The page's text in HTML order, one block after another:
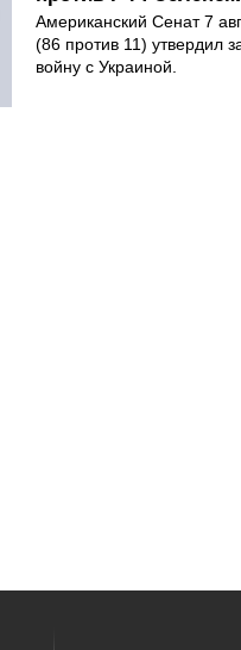
Американский Сенат 7
(86 против 11) утвердил
войну с Украиной.